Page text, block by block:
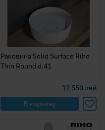
Раковина Solid Surface Riho
Thin Round d.41
12 550лей
В корзину